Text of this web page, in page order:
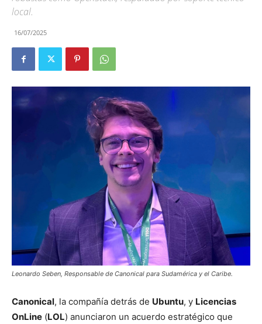
local.
16/07/2025
Leonardo Seben, Responsable de Canonical para Sudamérica y el Caribe.
Canonical, la compañía detrás de Ubuntu, y Licencias
OnLine (LOL) anunciaron un acuerdo estratégico que